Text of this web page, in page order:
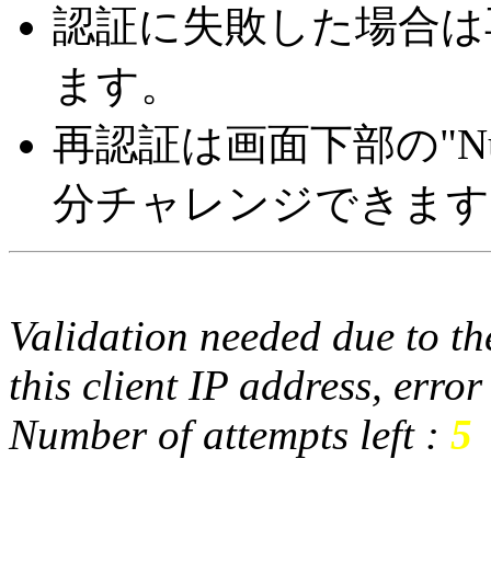
認証に失敗した場合
ます。
再認証は画面下部の
分チャレンジできま
Validation needed due to
this client IP address,
Number of attempts left : 5